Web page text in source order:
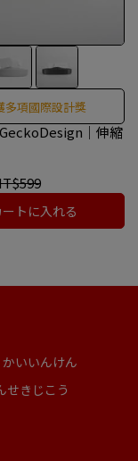
多項國際設計獎
｜伸縮
ートに入れる
かいいんけん
せきじこう